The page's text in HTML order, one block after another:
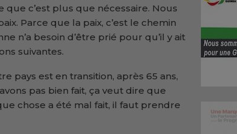
c’est plus que nécessaire. Nous
Parce que la paix, c’est le chemin
n’a besoin d’être prié pour qu’il y ait
suivantes.
pays est en transition, après 65 ans,
pas bien fait, ça veut dire que
chose a été mal fait, il faut prendre